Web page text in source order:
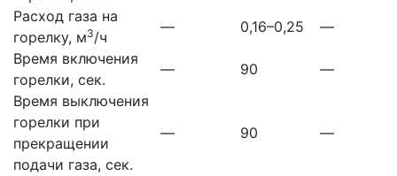
Расход газа на
горелку, м3/ч
— 0,16–0,25
—
Время включения
горелки, сек.
— 90
—
Время выключения
горелки при
прекращении
подачи газа, сек.
— 90 —